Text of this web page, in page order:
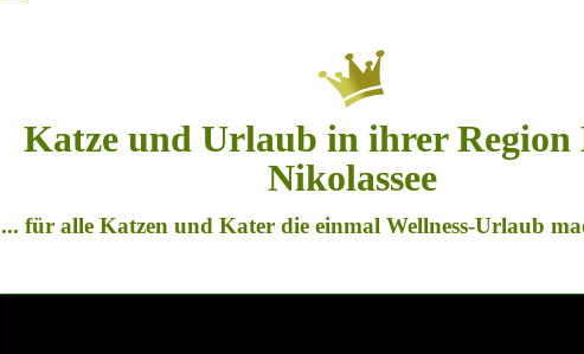
Katze und Urlaub in ihrer Region
Nikolassee
... für alle Katzen und Kater die einmal Wellness-Urlaub